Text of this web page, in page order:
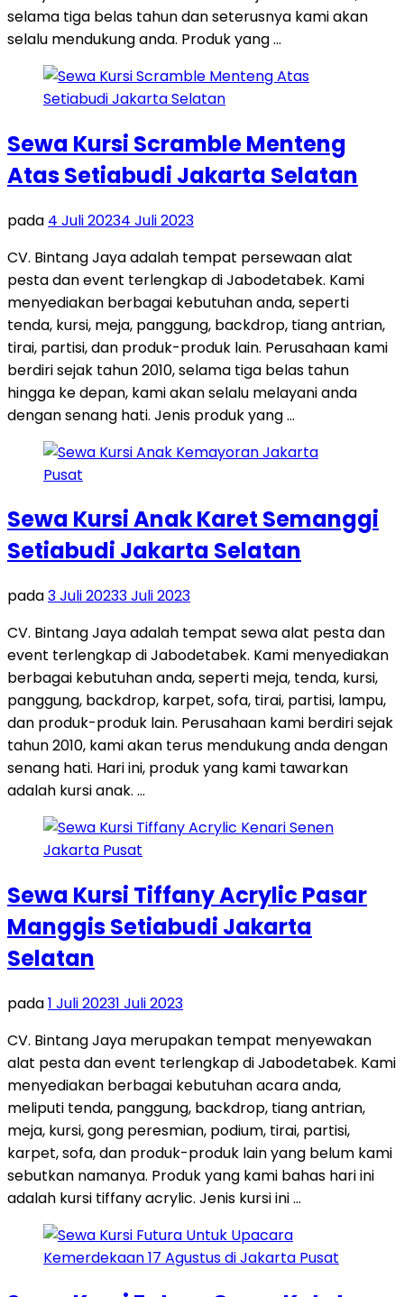
selama tiga belas tahun dan seterusnya kami akan
selalu mendukung anda. Produk yang …
Sewa Kursi Scramble Menteng
Atas Setiabudi Jakarta Selatan
pada 4 Juli 20234 Juli 2023
CV. Bintang Jaya adalah tempat persewaan alat
pesta dan event terlengkap di Jabodetabek. Kami
menyediakan berbagai kebutuhan anda, seperti
tenda, kursi, meja, panggung, backdrop, tiang antrian,
tirai, partisi, dan produk-produk lain. Perusahaan kami
berdiri sejak tahun 2010, selama tiga belas tahun
hingga ke depan, kami akan selalu melayani anda
dengan senang hati. Jenis produk yang …
Sewa Kursi Anak Karet Semanggi
Setiabudi Jakarta Selatan
pada3 Juli 20233 Juli 2023
CV. Bintang Jaya adalah tempat sewa alat pesta dan
event terlengkap di Jabodetabek. Kami menyediakan
berbagai kebutuhan anda, seperti meja, tenda, kursi,
panggung, backdrop, karpet, sofa, tirai, partisi, lampu,
dan produk-produk lain. Perusahaan kami berdiri sejak
tahun 2010, kami akan terus mendukung anda dengan
senang hati. Hari ini, produk yang kami tawarkan
adalah kursi anak. …
Sewa Kursi Tiffany Acrylic Pasar
Manggis Setiabudi Jakarta
Selatan
pada1 Juli 20231 Juli 2023
CV. Bintang Jaya merupakan tempat menyewakan
alat pesta dan event terlengkap di Jabodetabek. Kami
menyediakan berbagai kebutuhan acara anda,
meliputi tenda, panggung, backdrop, tiang antrian,
meja, kursi, gong peresmian, podium, tirai, partisi,
karpet, sofa, dan produk-produk lain yang belum kami
sebutkan namanya. Produk yang kami bahas hari ini
adalah kursi tiffany acrylic. Jenis kursi ini …